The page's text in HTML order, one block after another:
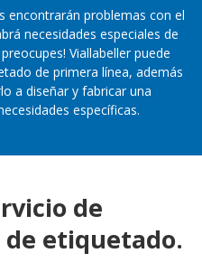
encontrarán problemas con el
necesidades especiales de
Viallabeller puede
de primera línea, además
a diseñar y fabricar una
específicas.
de
etiquetado.